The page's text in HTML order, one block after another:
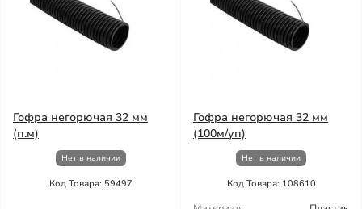
Гофра негорючая 32 мм
(п.м)
Нет в наличии
Код Товара: 59497
Гофра негорючая 32 мм
(100м/уп)
Нет в наличии
Код Товара: 108610